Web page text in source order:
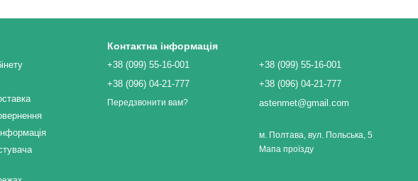
Контактна інформація
+38 (099) 55-16-001
+38 (096) 04-21-777
Передзвонити вам?
+38 (099) 55-16-001
+38 (096) 04-21-777
astenmet@gmail.com
м. Полтава, вул. Польська, 5
Мапа проїзду